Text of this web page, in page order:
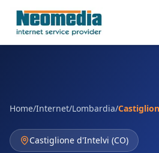
Home/Internet/Lombardia/
Castiglione d'Intelvi (CO)